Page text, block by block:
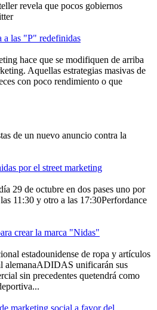
revela que pocos gobiernos
a las "P" redefinidas
hace que se modifiquen de arriba
Aquellas estrategias masivas de
con poco rendimiento o que
de un nuevo anuncio contra la
por el street marketing
29 de octubre en dos pases uno por
11:30 y otro a las 17:30Perfordance
crear la marca "Nidas"
estadounidense de ropa y artículos
alemanaADIDAS unificarán sus
sin precedentes quetendrá como
marketing social a favor del